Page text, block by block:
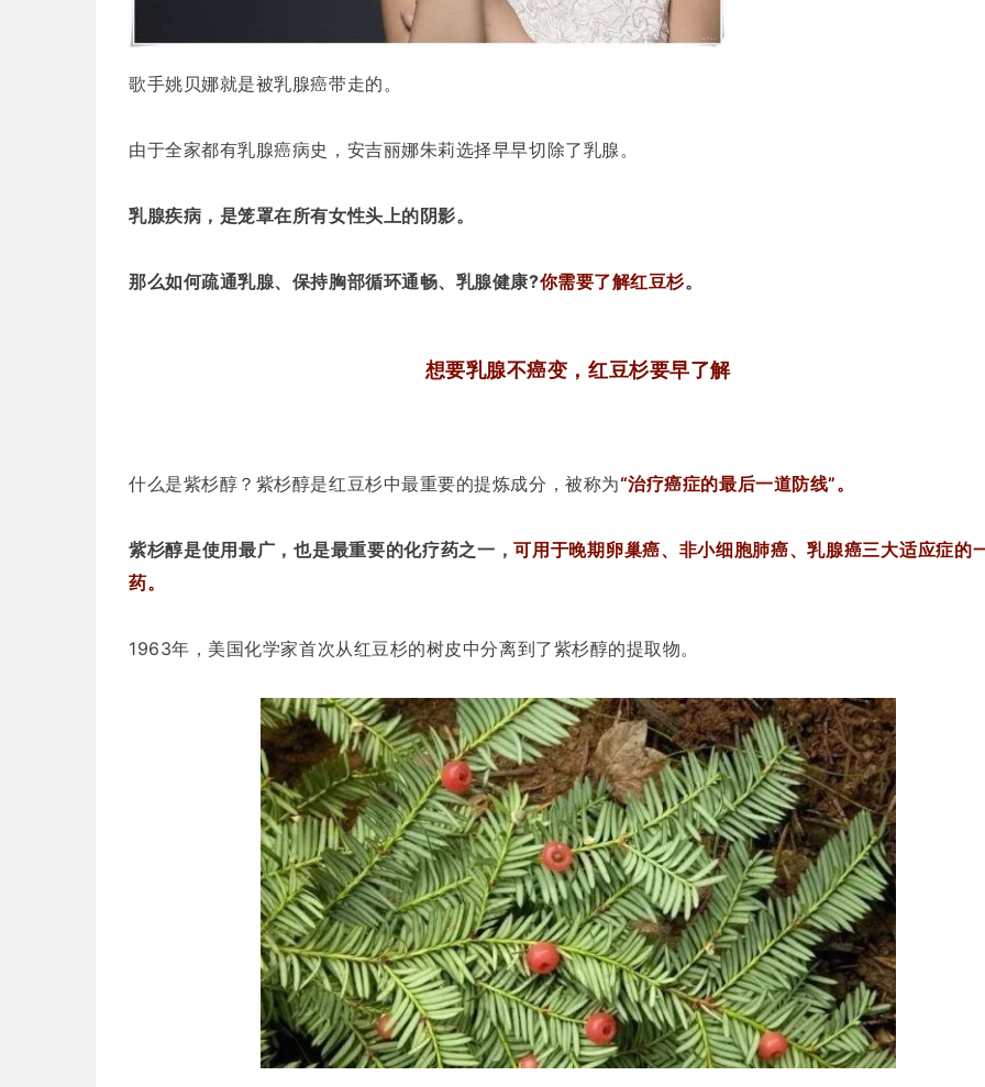
歌手姚贝娜就是被乳腺癌带走的。
由于全家都有乳腺癌病史，安吉丽娜朱莉选择早早切除了乳腺。
乳腺疾病，是笼罩在所有女性头上的阴影。
那么如何疏通乳腺、保持胸部循环通畅、乳腺健康?你需要了解红豆杉。
想要乳腺不癌变，红豆杉要早了解
什么是紫杉醇？ 紫杉醇是红豆杉中最重要的提炼成分，被称为“治疗癌症的最后一道防线”。
紫杉醇是使用最广，也是最重要的化疗药之一，可用于晚期卵巢癌、非小细胞肺癌、乳腺癌三大适应症的
药。
1963年，美国化学家首次从红豆杉的树皮中分离到了紫杉醇的提取物。